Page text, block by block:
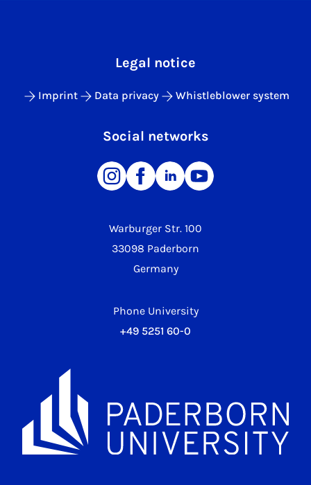
Warburger Str. 100
33098 Paderborn
Germany
Phone University
+49 5251 60-0
Legal notice
Imprint Data privacy Whistleblower system
Social networks